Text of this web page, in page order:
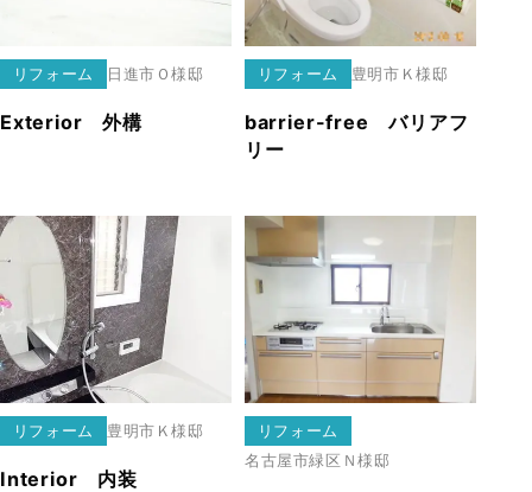
リフォーム 日進市 Ｏ様邸
Exterior 外構
リフォーム 豊明市 Ｋ様邸
barrier-free バリアフ
リー
リフォーム 豊明市 Ｋ様邸
Interior 内装
リフォーム
名古屋市緑区 Ｎ様邸